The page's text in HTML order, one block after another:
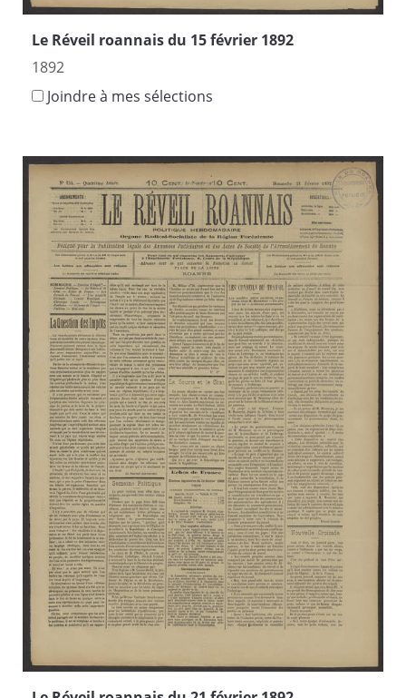
Le Réveil roannais du 15 février 1892
1892
Joindre à mes sélections